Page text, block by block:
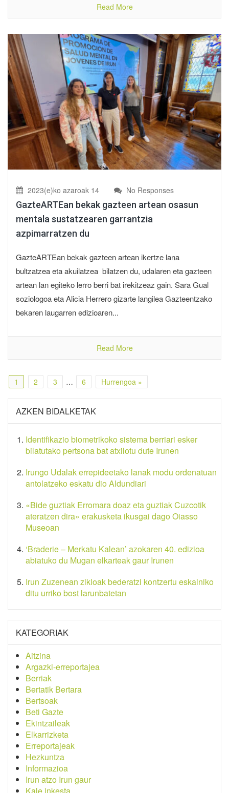
Read More
2023(e)ko azaroak 14 No Responses
GazteARTEan bekak gazteen artean osasun
mentala sustatzearen garrantzia
azpimarratzen du
GazteARTEan bekak gazteen artean ikertze lana
bultzatzea eta akuilatzea bilatzen du, udalaren eta gazteen
artean lan egiteko lerro berri bat irekitzeaz gain. Sara Gual
soziologoa eta Alicia Herrero gizarte langilea Gazteentzako
bekaren laugarren edizioaren...
Read More
1 2 3 … 6 Hurrengoa »
AZKEN BIDALKETAK
Identifikazio biometrikoko sistema berriari esker
bilatutako pertsona bat atxilotu dute Irunen
Irungo Udalak errepideetako lanak modu ordenatuan
antolatzeko eskatu dio Aldundiari
«Bide guztiak Erromara doaz eta guztiak Cuzcotik
ateratzen dira» erakusketa ikusgai dago Oiasso
Museoan
‘Braderie – Merkatu Kalean’ azokaren 40. edizioa
abiatuko du Mugan elkarteak gaur Irunen
Irun Zuzenean zikloak bederatzi kontzertu eskainiko
ditu urriko bost larunbatetan
KATEGORIAK
Aitzina
Argazki-erreportajea
Berriak
Bertatik Bertara
Bertsoak
Beti Gazte
Ekintzaileak
Elkarrizketa
Erreportajeak
Hezkuntza
Informazioa
Irun atzo Irun gaur
Kale inkesta